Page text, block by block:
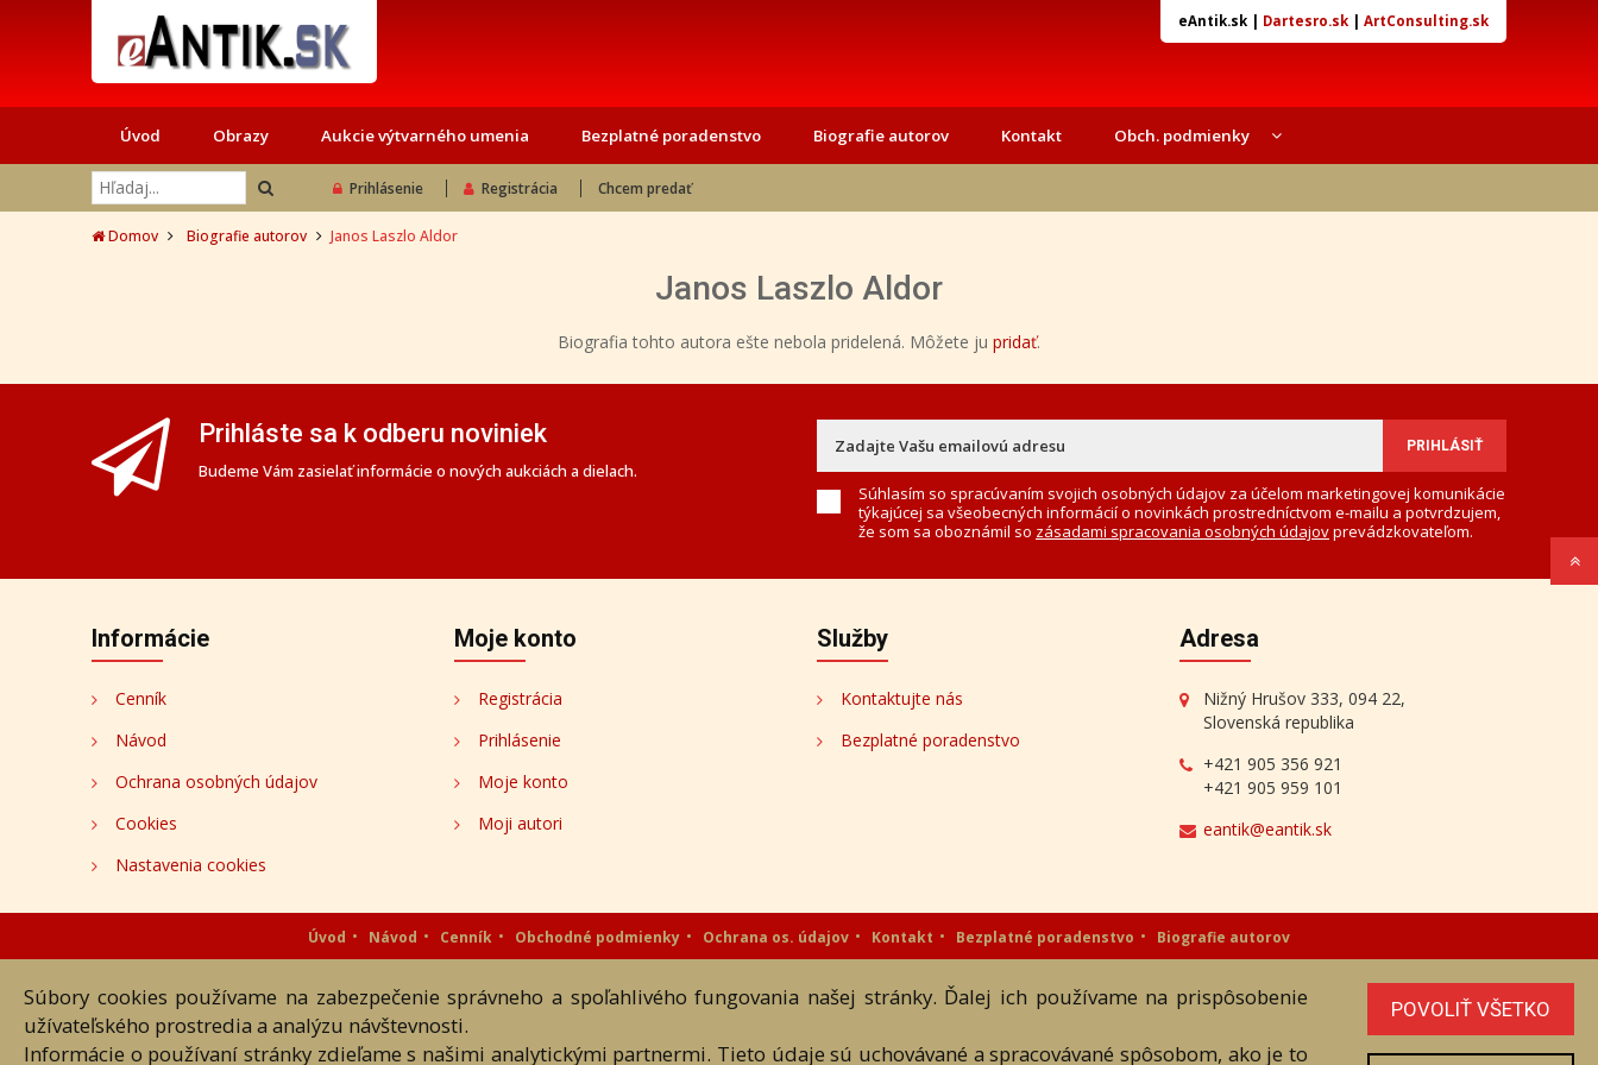
eAntik.sk| Dartesro.sk| ArtConsulting.sk
Úvod Obrazy Aukcie výtvarného umenia Bezplatné poradenstvo Biografie autorov Kontakt Obch. podmienky
Prihlásenie Registrácia Chcem predať
Domov Biografie autorov Janos Laszlo Aldor
Janos Laszlo Aldor
Biografia tohto autora ešte nebola pridelená. Môžete ju pridať.
Prihláste sa k odberu noviniek
Budeme Vám zasielať informácie o nových aukciách a dielach.
Súhlasím so spracúvaním svojich osobných údajov za účelom marketingovej komunikácie
týkajúcej sa všeobecných informácií o novinkách prostredníctvom e-mailu a potvrdzujem,
že som sa oboznámil so zásadami spracovania osobných údajovprevádzkovateľom.
Informácie
Cenník
Návod
Ochrana osobných údajov
Cookies
Nastavenia cookies
Moje konto
Registrácia
Prihlásenie
Moje konto
Moji autori
Služby
Kontaktujte nás
Bezplatné poradenstvo
Adresa
Nižný Hrušov 333, 094 22,
Slovenská republika
+421 905 356 921
+421 905 959 101
eantik@eantik.sk
Úvod Návod Cenník Obchodné podmienky Ochrana os. údajov Kontakt Bezplatné poradenstvo Biografie autorov
Akékoľvek používanie obrazových a textových súčastí tejto stránky je podmienené výslovným súhlasom jej vlastníka. Všetky práva sú vyhradené.
Súbory cookies používame na zabezpečenie správneho a spoľahlivého fungovania našej stránky. Ďalej ich používame na prispôsobenie
užívateľského prostredia a analýzu návštevnosti.
Informácie o používaní stránky zdieľame s našimi analytickými partnermi. Tieto údaje sú uchovávané a spracovávané spôsobom, ako je to
POVOLIŤ VŠETKO